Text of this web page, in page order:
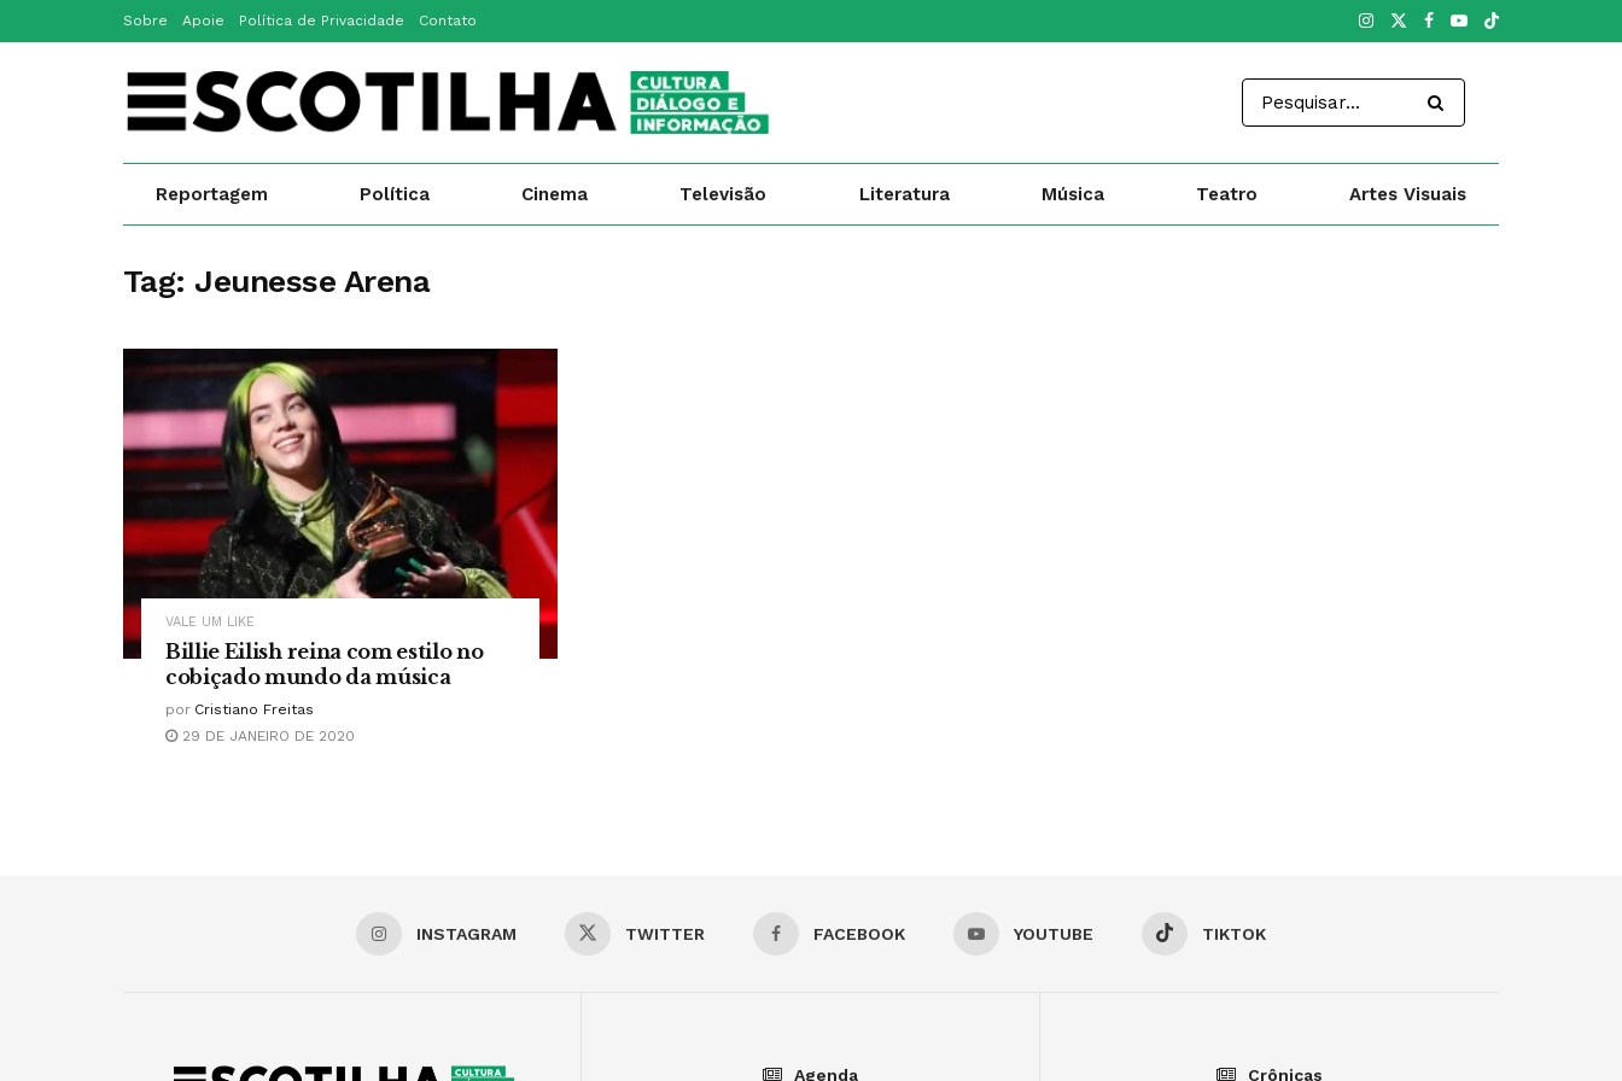
Sobre Apoie Política de Privacidade Contato
Reportagem Política Cinema Televisão Literatura Música Teatro Artes Visuais
Tag: Jeunesse Arena
VALE UM LIKE
Billie Eilish reina com estilo no
cobiçado mundo da música
por Cristiano Freitas
29 DE JANEIRO DE 2020
INSTAGRAM TWITTER FACEBOOK YOUTUBE TIKTOK
Agenda Crônicas